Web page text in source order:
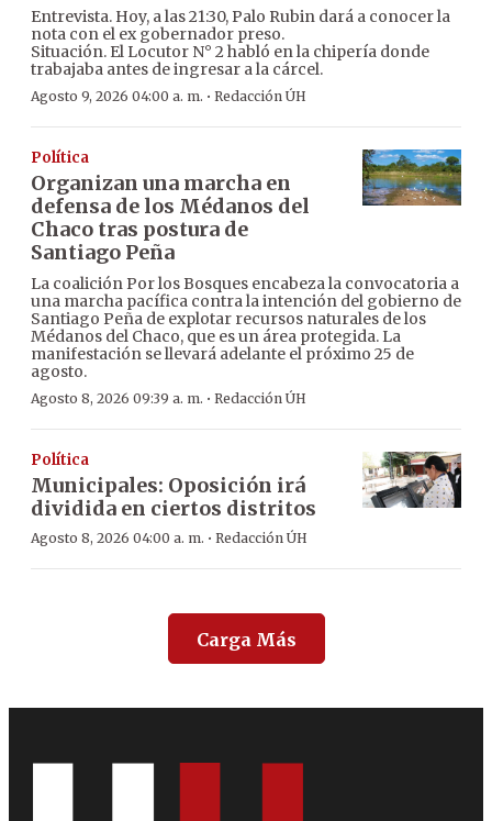
Entrevista. Hoy, a las 21:30, Palo Rubin dará a conocer la
nota con el ex gobernador preso.
Situación. El Locutor N° 2 habló en la chipería donde
trabajaba antes de ingresar a la cárcel.
Agosto 9, 2026 04:00 a. m. · Redacción ÚH
Política
Organizan una marcha en
defensa de los Médanos del
Chaco tras postura de
Santiago Peña
La coalición Por los Bosques encabeza la convocatoria a
una marcha pacífica contra la intención del gobierno de
Santiago Peña de explotar recursos naturales de los
Médanos del Chaco, que es un área protegida. La
manifestación se llevará adelante el próximo 25 de
agosto.
Agosto 8, 2026 09:39 a. m. · Redacción ÚH
Política
Municipales: Oposición irá
dividida en ciertos distritos
Agosto 8, 2026 04:00 a. m. · Redacción ÚH
Carga Más